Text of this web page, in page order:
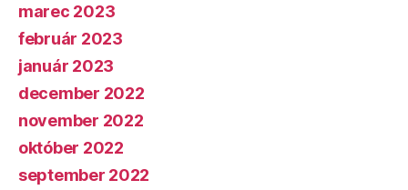
marec 2023
február 2023
január 2023
december 2022
november 2022
október 2022
september 2022